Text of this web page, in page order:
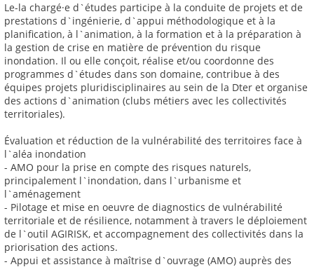
Le-la chargé·e d`études participe à la conduite de projets et de
prestations d`ingénierie, d`appui méthodologique et à la
planification, à l`animation, à la formation et à la préparation à
la gestion de crise en matière de prévention du risque
inondation. Il ou elle conçoit, réalise et/ou coordonne des
programmes d`études dans son domaine, contribue à des
équipes projets pluridisciplinaires au sein de la Dter et organise
des actions d`animation (clubs métiers avec les collectivités
territoriales).
Évaluation et réduction de la vulnérabilité des territoires face à
l`aléa inondation
- AMO pour la prise en compte des risques naturels,
principalement l`inondation, dans l`urbanisme et
l`aménagement
- Pilotage et mise en oeuvre de diagnostics de vulnérabilité
territoriale et de résilience, notamment à travers le déploiement
de l`outil AGIRISK, et accompagnement des collectivités dans la
priorisation des actions.
- Appui et assistance à maîtrise d`ouvrage (AMO) auprès des